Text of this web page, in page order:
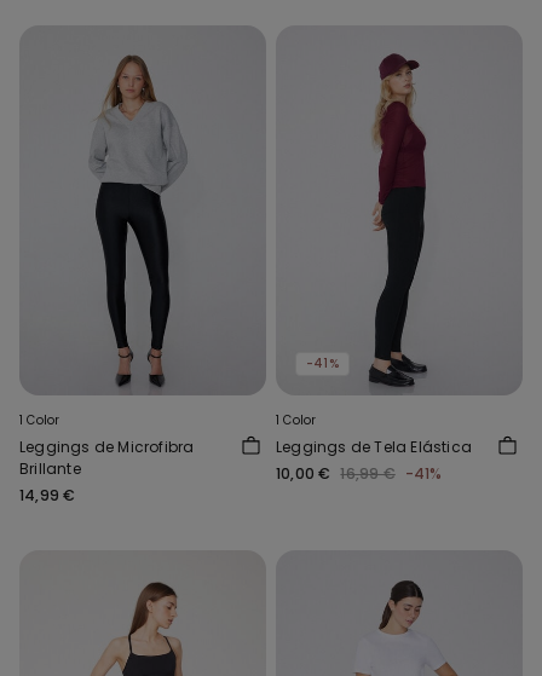
1 Color
Leggings de Microfibra
Brillante
14,99 €
-41%
1 Color
Leggings de Tela Elástica
10,00 € 16,99 € -41%